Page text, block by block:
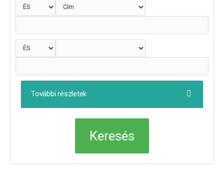
További részletek